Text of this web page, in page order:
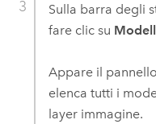
Sulla barra degli
fare clic su
Appare il pannello
elenca tutti i
layer immagine.